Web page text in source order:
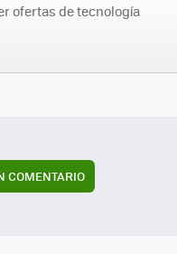
ofertas de tecnología
COMENTARIO